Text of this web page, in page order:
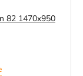
82 1470x950